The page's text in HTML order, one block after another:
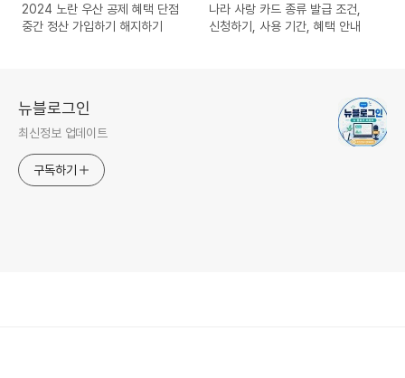
2024 노란 우산 공제 혜택 단점
중간 정산 가입하기 해지하기
나라 사랑 카드 종류 발급 조건,
신청하기, 사용 기간, 혜택 안내
뉴블로그인
최신정보 업데이트
구독하기